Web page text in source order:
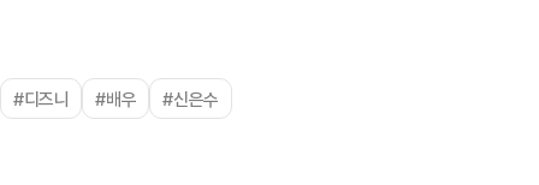
#디즈니 #배우 #신은수